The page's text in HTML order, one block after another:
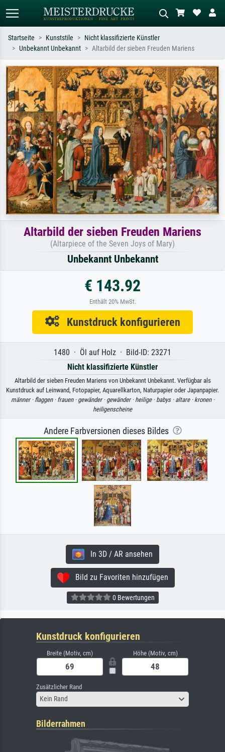
Suchen Sie nach Künstlern, Werktiteln
oder Stilen – z.B. Monet,
Sternennacht, Impressionismus, Welle
Hokusai, Akt.
Beschreiben Sie die Szene – z.B. Grüne
Wiese, Abstrakt mit viel Rot, Dunkles
Ölgemälde, Stehender Akt neben einem
Baum.
Startseite Kunststile
Nicht klassifizierte Künstler
Unbekannt Unbekannt
Altarbild der sieben Freuden Mariens
Altarbild der sieben Freuden Mariens
(Altarpiece of the Seven Joys of Mary)
Unbekannt Unbekannt
€ 143.92
Enthält 20% MwSt.
Kunstdruck konfigurieren
1480 · Öl auf Holz · Bild-ID: 23271
Nicht klassifizierte Künstler
Altarbild der sieben Freuden Mariens von Unbekannt Unbekannt. Verfügbar als
Kunstdruck auf Leinwand, Fotopapier, Aquarellkarton, Naturpapier oder Japanpapier.
männer · flaggen · frauen · gewänder · gewänder · heilige · babys · altare · kronen ·
heiligenscheine
Andere Farbversionen dieses Bildes
In 3D / AR ansehen
Bild zu Favoriten hinzufügen
0 Bewertungen
Kunstdruck konfigurieren
Breite (Motiv, cm) Höhe (Motiv, cm)
Zusätzlicher Rand
Kein Rand
Bilderrahmen